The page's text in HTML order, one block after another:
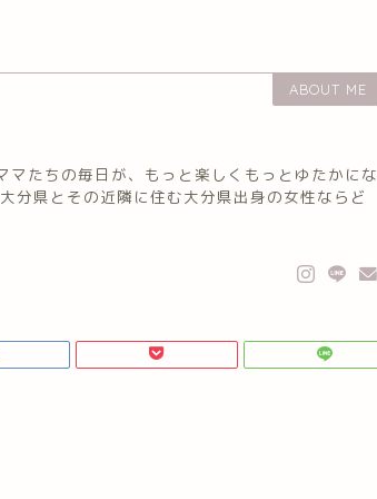
ABOUT ME
マたちの毎日が、もっと楽しくもっとゆたかにな
分県とその近隣に住む大分県出身の女性ならど